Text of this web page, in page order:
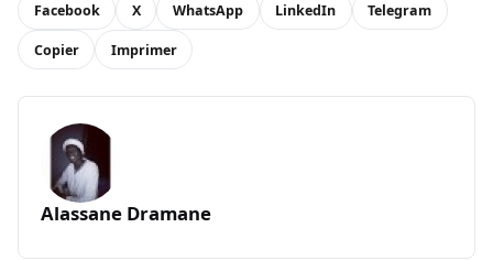
Facebook X WhatsApp LinkedIn Telegram
Copier Imprimer
Alassane Dramane